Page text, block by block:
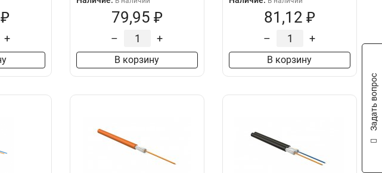
+
79,95 ₽
– +
В корзину
81,12 ₽
– +
В корзину
Задать вопрос